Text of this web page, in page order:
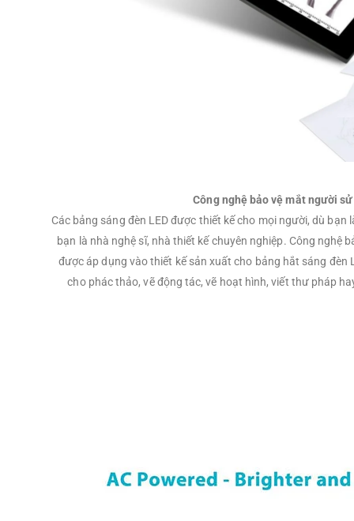
Công nghệ bảo vệ mắt người
Các bảng sáng đèn LED được thiết kế cho mọi người, dù
bạn là nhà nghệ sĩ, nhà thiết kế chuyên nghiệp. Công nghệ
được áp dụng vào thiết kế sản xuất cho bảng hắt sáng đèn
cho phác thảo, vẽ động tác, vẽ hoạt hình, viết thư pháp